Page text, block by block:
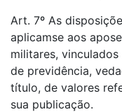
Art. 7º As
aplicamse aos
militares,
de previdência,
título, de valores
sua publicação.